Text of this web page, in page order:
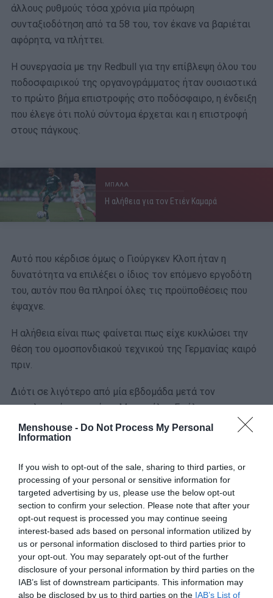
Menshouse - Do Not Process My Personal
Information
If you wish to opt-out of the sale, sharing to third parties, or
processing of your personal or sensitive information for
targeted advertising by us, please use the below opt-out
section to confirm your selection. Please note that after your
opt-out request is processed you may continue seeing
interest-based ads based on personal information utilized by
us or personal information disclosed to third parties prior to
your opt-out. You may separately opt-out of the further
disclosure of your personal information by third parties on the
IAB’s list of downstream participants. This information may
also be disclosed by us to third parties on the IAB’s List of
άλλους ρυθμούς τόσα χρόνια μία πρόωρη
συνταξιοδότηση από τα 58 του, τον έκανε να βαριέται
αφόρητα, να πλήττει.
Η συνεργασία με την Redbull για την επίβλεψη όλου του
ποδοσφαιρικού της οργανογράμματος ήταν ουσιαστικά
το πρώτο βήμα επιστροφής στο ποδόσφαιρο, η ένδειξη
που έλεγε ότι πολύ σύντομα έρχεται και η επιστροφή
στους πάγκους.
ΜΠΑΛΑ
Η αλήθεια για τον Ετιέν Καμαρά
Αυτό που κέρδισε όμως ο Γιούργκεν Κλοπ ήταν η
δυνατότητα να επιλέξει ο ίδιος τον επόμενο εργοδότη
του, αυτόν που θα πληροί όλες τις προϋποθέσεις που
έψαχνε.
Η αλήθεια είναι πως φαίνεται πως είχε κυκλώσει την
θέση του ομοσπονδιακού τεχνικού της Γερμανίας καιρό
πριν.
Διότι σε λιγότερο από μία εβδομάδα μετά τον
αποκλεισμό σοκ από το Μουντιάλ, ο Γιούλιαν
Νάγκελσμαν κούνησε μαντίλι και οι συζητήσεις με τον
Κλοπ έφτασαν σε επίπεδα υπογραφών.
Δομικές αλλαγές
Ο Γερμανός τεχνικός δήλωσε ότι φόρτισε απόλυτα τις
μπαταρίες του και πως είναι έτοιμος για την νέα
πρόκληση.
Η νασιονάλμανσαφτ μετά την κατάκτηση του
Παγκοσμίου Κυπέλλου δεν κέρδισε ξανά σε αγώνα νοκ-
άουτ στις τρεις επόμενες διοργανώσεις (!) και παρότι η